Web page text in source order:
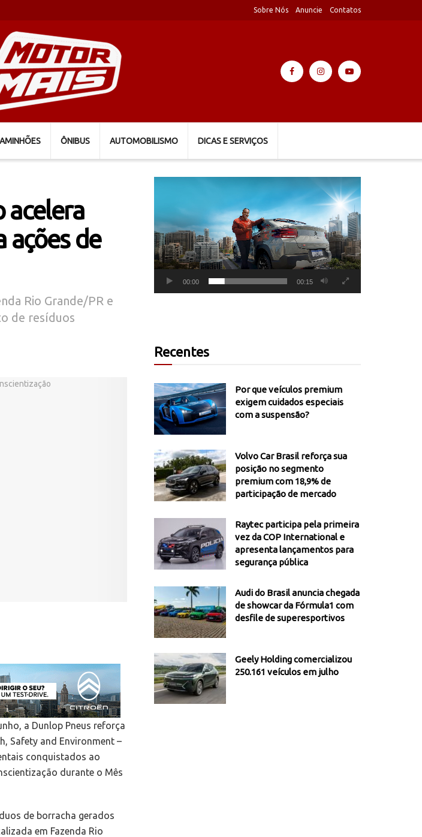
Sobre Nós Anuncie Contatos
ÔNIBUS AUTOMOBILISMO DICAS E SERVIÇOS
acelera
ações de
Rio Grande/PR e
de resíduos
a Dunlop Pneus reforça
Safety and Environment –
conquistados ao
durante o Mês
de borracha gerados
em Fazenda Rio
00:00 00:15
Recentes
Por que veículos premium
exigem cuidados especiais
com a suspensão?
Volvo Car Brasil reforça sua
posição no segmento
premium com 18,9% de
participação de mercado
Raytec participa pela primeira
vez da COP International e
apresenta lançamentos para
segurança pública
Audi do Brasil anuncia chegada
de showcar da Fórmula1 com
desfile de superesportivos
Geely Holding comercializou
250.161 veículos em julho